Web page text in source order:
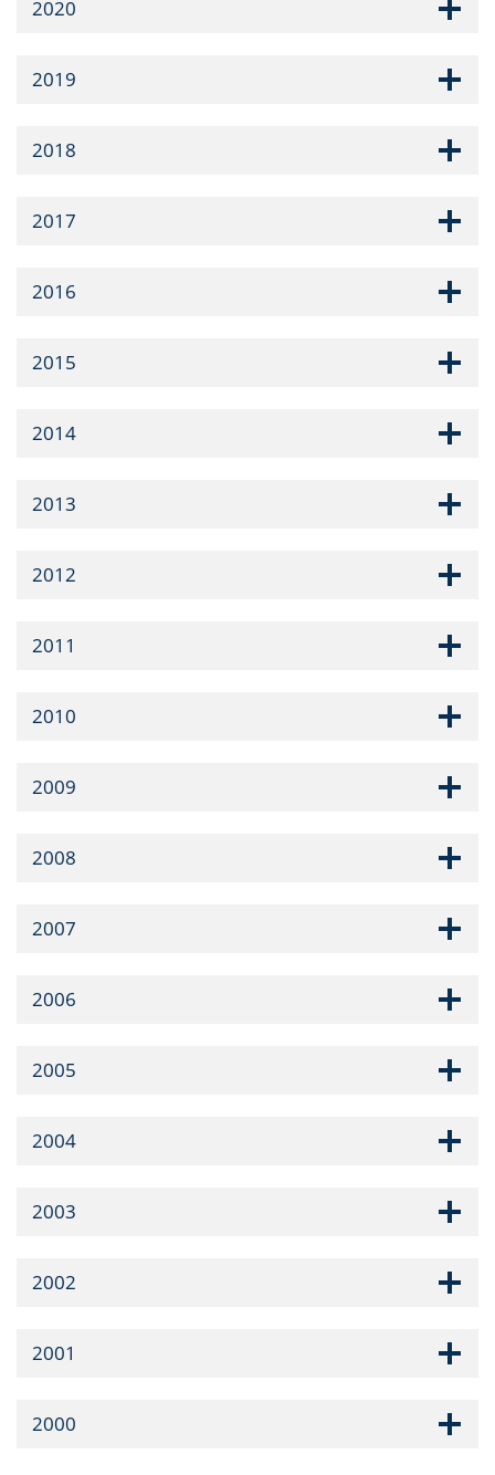
2020
2019
2018
2017
2016
2015
2014
2013
2012
2011
2010
2009
2008
2007
2006
2005
2004
2003
2002
2001
2000